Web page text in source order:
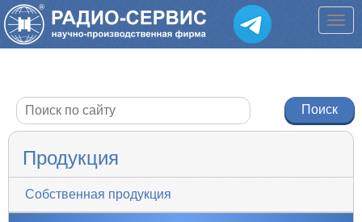
Продукция
Собственная продукция